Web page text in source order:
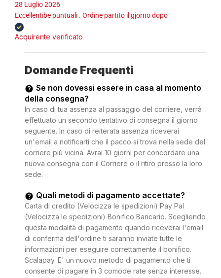
28 Luglio 2026
Eccellentibe puntuali . Ordine partito il gjorno dopo
Acquirente verificato
Domande Frequenti
Se non dovessi essere in casa al momento
della consegna?
In caso di tua assenza al passaggio del corriere, verrà
effettuato un secondo tentativo di consegna il giorno
seguente. In caso di reiterata assenza riceverai
un'email a notificarti che il pacco si trova nella sede del
corriere più vicina. Avrai 10 giorni per concordare una
nuova consegna con il Corriere o il ritiro presso la loro
sede.
Quali metodi di pagamento accettate?
Carta di credito (Velocizza le spedizioni) Pay Pal
(Velocizza le spedizioni) Bonifico Bancario. Scegliendo
questa modalità di pagamento quando riceverai l'email
di conferma dell'ordine ti saranno inviate tutte le
informazioni per eseguire correttamente il bonifico.
Scalapay. E' un nuovo metodo di pagamento che ti
consente di pagare in 3 comode rate senza interesse.